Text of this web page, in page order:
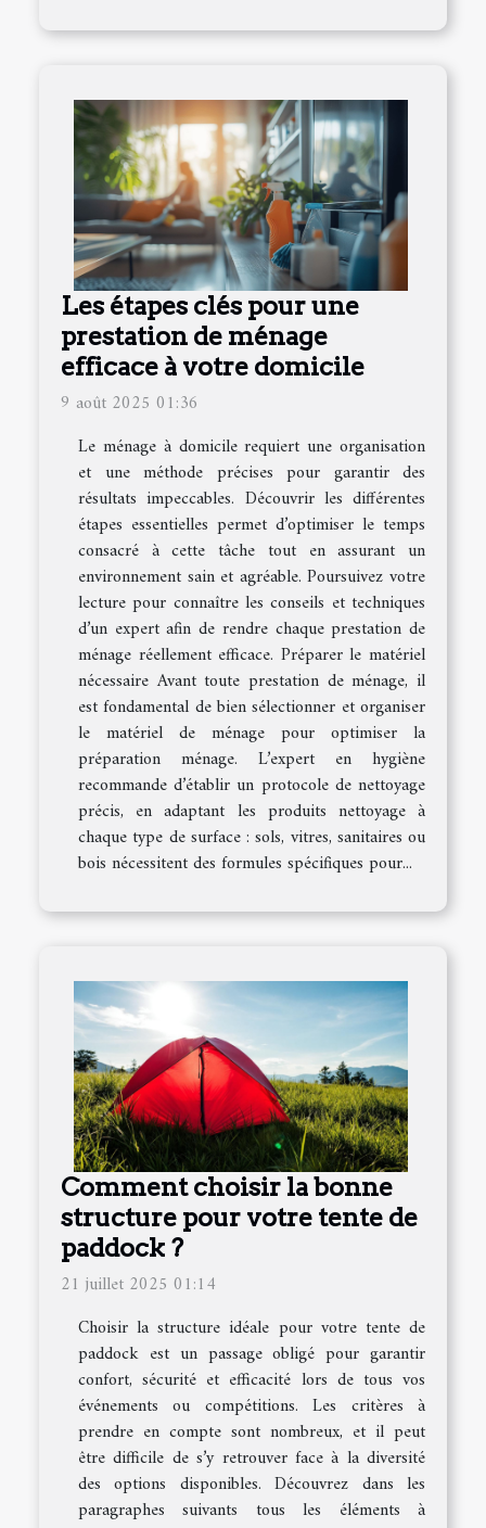
Les étapes clés pour une
prestation de ménage
efficace à votre domicile
9 août 2025 01:36
Le ménage à domicile requiert une organisation
et une méthode précises pour garantir des
résultats impeccables. Découvrir les différentes
étapes essentielles permet d’optimiser le temps
consacré à cette tâche tout en assurant un
environnement sain et agréable. Poursuivez votre
lecture pour connaître les conseils et techniques
d’un expert afin de rendre chaque prestation de
ménage réellement efficace. Préparer le matériel
nécessaire Avant toute prestation de ménage, il
est fondamental de bien sélectionner et organiser
le matériel de ménage pour optimiser la
préparation ménage. L’expert en hygiène
recommande d’établir un protocole de nettoyage
précis, en adaptant les produits nettoyage à
chaque type de surface : sols, vitres, sanitaires ou
bois nécessitent des formules spécifiques pour...
Comment choisir la bonne
structure pour votre tente de
paddock ?
21 juillet 2025 01:14
Choisir la structure idéale pour votre tente de
paddock est un passage obligé pour garantir
confort, sécurité et efficacité lors de tous vos
événements ou compétitions. Les critères à
prendre en compte sont nombreux, et il peut
être difficile de s’y retrouver face à la diversité
des options disponibles. Découvrez dans les
paragraphes suivants tous les éléments à